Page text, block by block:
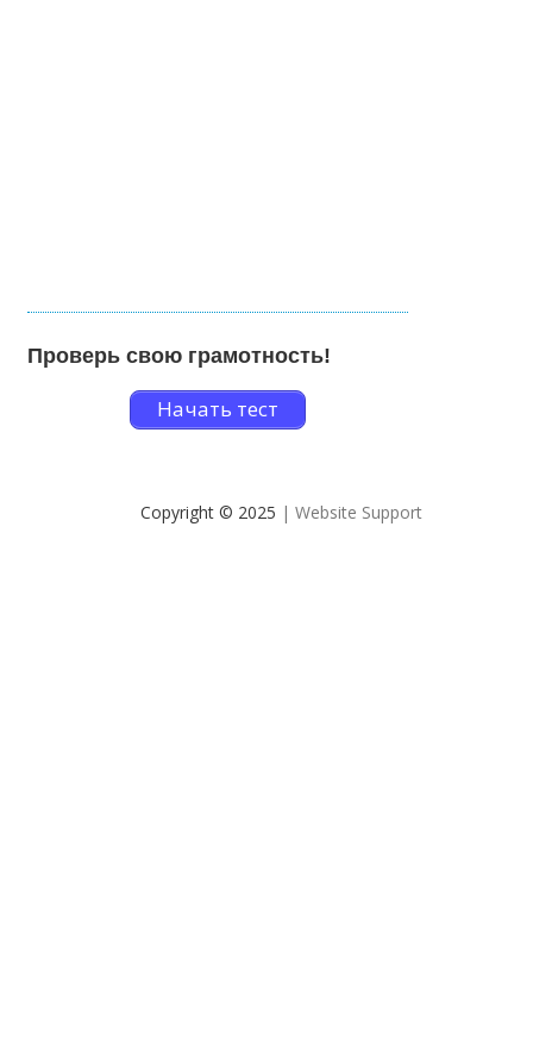
Проверь свою грамотность!
Начать тест
Copyright © 2025 | Website Support